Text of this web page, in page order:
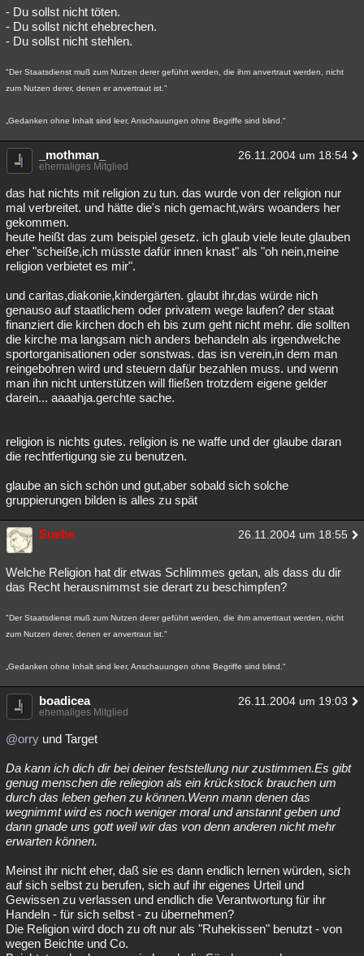
- Du sollst nicht töten.
- Du sollst nicht ehebrechen.
- Du sollst nicht stehlen.
"Der Staatsdienst muß zum Nutzen derer geführt werden, die ihm anvertraut werden, nicht
zum Nutzen derer, denen er anvertraut ist."
„Gedanken ohne Inhalt sind leer, Anschauungen ohne Begriffe sind blind.“
_mothman_ 26.11.2004 um 18:54
ehemaliges Mitglied
das hat nichts mit religion zu tun. das wurde von der religion nur
mal verbreitet. und hätte die's nich gemacht,wärs woanders her
gekommen.
heute heißt das zum beispiel gesetz. ich glaub viele leute glauben
eher "scheiße,ich müsste dafür innen knast" als "oh nein,meine
religion verbietet es mir".
und caritas,diakonie,kindergärten. glaubt ihr,das würde nich
genauso auf staatlichem oder privatem wege laufen? der staat
finanziert die kirchen doch eh bis zum geht nicht mehr. die sollten
die kirche ma langsam nich anders behandeln als irgendwelche
sportorganisationen oder sonstwas. das isn verein,in dem man
reingebohren wird und steuern dafür bezahlen muss. und wenn
man ihn nicht unterstützen will fließen trotzdem eigene gelder
darein... aaaahja.gerchte sache.
religion is nichts gutes. religion is ne waffe und der glaube daran
die rechtfertigung sie zu benutzen.
glaube an sich schön und gut,aber sobald sich solche
gruppierungen bilden is alles zu spät
Suebe 26.11.2004 um 18:55
Welche Religion hat dir etwas Schlimmes getan, als dass du dir
das Recht herausnimmst sie derart zu beschimpfen?
"Der Staatsdienst muß zum Nutzen derer geführt werden, die ihm anvertraut werden, nicht
zum Nutzen derer, denen er anvertraut ist."
„Gedanken ohne Inhalt sind leer, Anschauungen ohne Begriffe sind blind.“
boadicea 26.11.2004 um 19:03
ehemaliges Mitglied
@orry und Target
Da kann ich dich dir bei deiner feststellung nur zustimmen.Es gibt
genug menschen die reliegion als ein krückstock brauchen um
durch das leben gehen zu können.Wenn mann denen das
wegnimmt wird es noch weniger moral und anstannt geben und
dann gnade uns gott weil wir das von denn anderen nicht mehr
erwarten können.
Meinst ihr nicht eher, daß sie es dann endlich lernen würden, sich
auf sich selbst zu berufen, sich auf ihr eigenes Urteil und
Gewissen zu verlassen und endlich die Verantwortung für ihr
Handeln - für sich selbst - zu übernehmen?
Die Religion wird doch zu oft nur als "Ruhekissen" benutzt - von
wegen Beichte und Co.